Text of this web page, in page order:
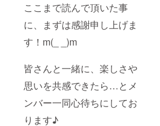
ここまで読んで頂いた事
に、まずは感謝申し上げま
す！m(_ _)m
皆さんと一緒に、楽しさや
思いを共感できたら…とメ
ンバー一同心待ちにしてお
ります♪